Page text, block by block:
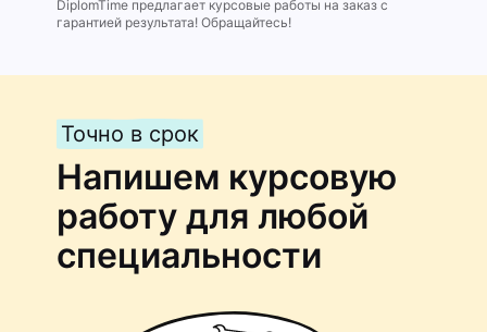
DiplomTime предлагает курсовые работы на заказ с
гарантией результата! Обращайтесь!
Точно в срок
Напишем курсовую
работу для любой
специальности